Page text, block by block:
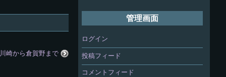
崎から倉賀野まで
管理画面
ログイン
投稿フィード
コメントフィード